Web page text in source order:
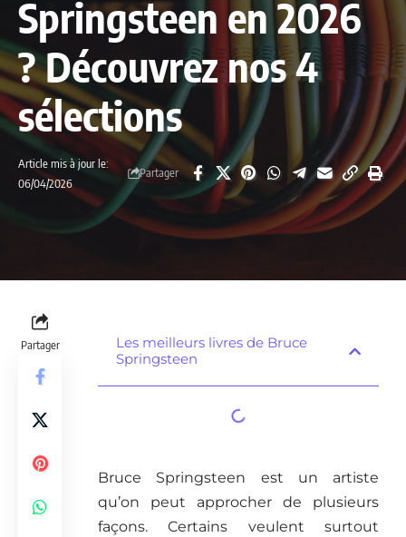
Springsteen en 2026
? Découvrez nos 4
sélections
Article mis à jour le:
06/04/2026
Partager
Partager
Les meilleurs livres de Bruce
Springsteen
Bruce Springsteen est un artiste
qu’on peut approcher de plusieurs
façons. Certains veulent surtout